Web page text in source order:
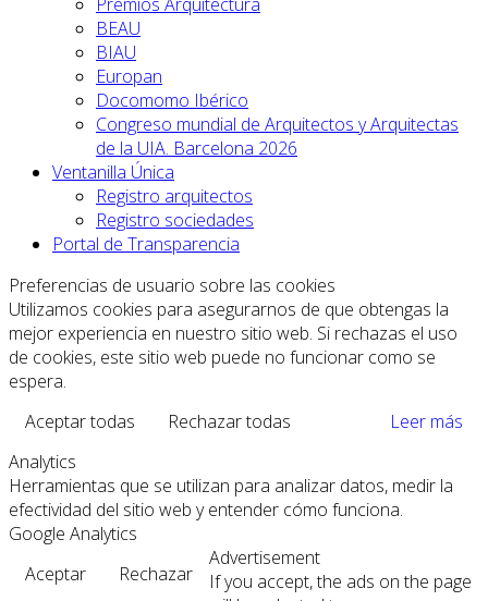
BEAU
BIAU
Europan
Docomomo Ibérico
Congreso mundial de Arquitectos y Arquitectas
de la UIA. Barcelona 2026
Ventanilla Única
Registro arquitectos
Registro sociedades
Portal de Transparencia
Preferencias de usuario sobre las cookies
Utilizamos cookies para asegurarnos de que obtengas la
mejor experiencia en nuestro sitio web. Si rechazas el uso
de cookies, este sitio web puede no funcionar como se
espera.
Aceptar todas
Rechazar todas
Leer más
Analytics
Herramientas que se utilizan para analizar datos, medir la
efectividad del sitio web y entender cómo funciona.
Google Analytics
Aceptar
Rechazar
Advertisement
If you accept, the ads on the page